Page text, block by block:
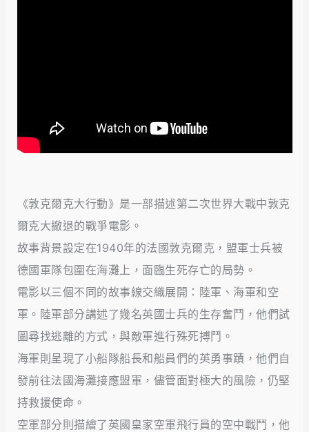
《敦克爾克大行動》是一部描述第二次世界大戰中敦克
爾克大撤退的戰爭電影。
故事背景設定在1940年的法國敦克爾克，盟軍士兵被
德國軍隊包圍在海灘上，面臨生死存亡的局勢。
電影以三個不同的故事線交織展開：陸軍、海軍和空
軍。陸軍部分講述了幾名英國士兵的生存奮鬥，他們試
圖尋找逃離的方式，與敵軍進行殊死搏鬥。
海軍則呈現了小船隊船長和船員們的英勇事蹟，他們自
發前往法國海灘接應盟軍，儘管面對極大的風險，仍堅
持救援使命。
空軍部分則描繪了英國皇家空軍飛行員的空中戰鬥，他